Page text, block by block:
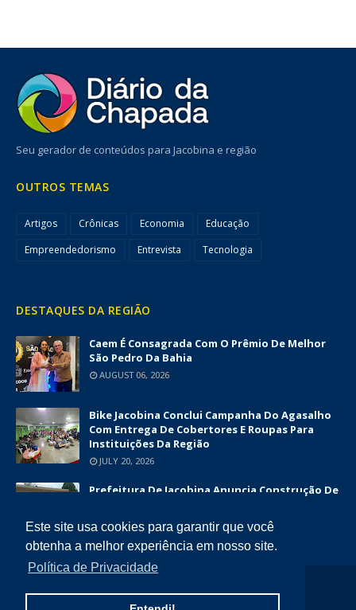
Este site usa cookies para garantir que você
obtenha a melhor experiência em nosso site.
Política de Privacidade
Seu gerador de conteúdos para Jacobina e região
OUTROS TEMAS
Artigos Crônicas Economia
Educação
Empreendedorismo
Entrevista Tecnologia
DESTAQUES DA REGIÃO
Caem É Consagrada Com O Prêmio De Melhor
São Pedro Da Bahia
AUGUST 06, 2026
Bike Jacobina Conclui Campanha Do Agasalho
Com Entrega De Cobertores E Roupas Para
Instituições Da Região
JULY 20, 2026
Prefeitura De Jacobina Anuncia Construção De
Superior A R$ 1,7 Milhão
JUNE 12, 2026